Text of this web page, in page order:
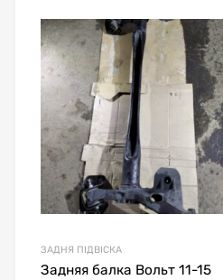
В мой список
Сравнить товары
ЗАДНЯ ПІДВІСКА
Задняя балка Вольт 11-15